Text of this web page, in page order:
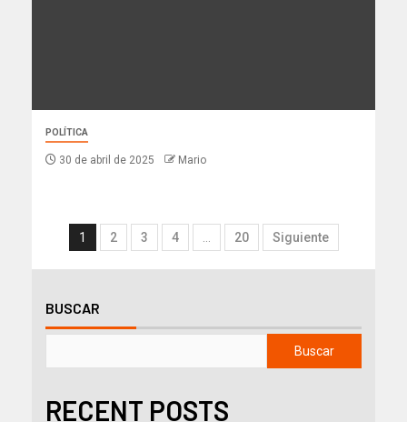
POLÍTICA
30 de abril de 2025 Mario
1 2 3 4 20 Siguiente
BUSCAR
Buscar
RECENT POSTS